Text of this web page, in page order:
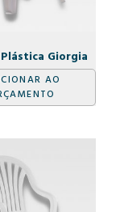
Giorgia
AO